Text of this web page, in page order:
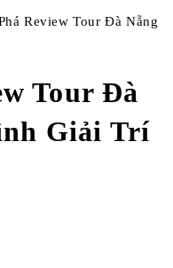
Tour Đà
Giải Trí